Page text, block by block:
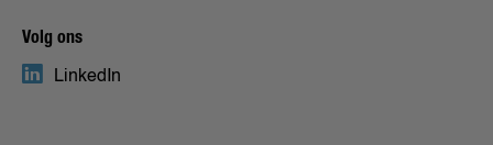
Volg ons
LinkedIn